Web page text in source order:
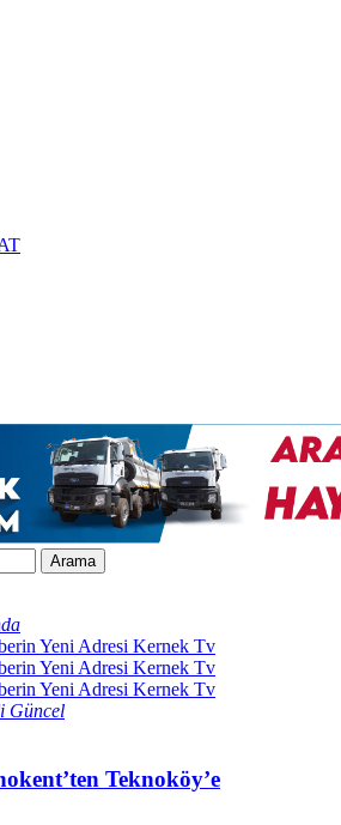
Yeni Adresi Kernek Tv
Yeni Adresi Kernek Tv
Yeni Adresi Kernek Tv
Güncel
Teknoköy’e